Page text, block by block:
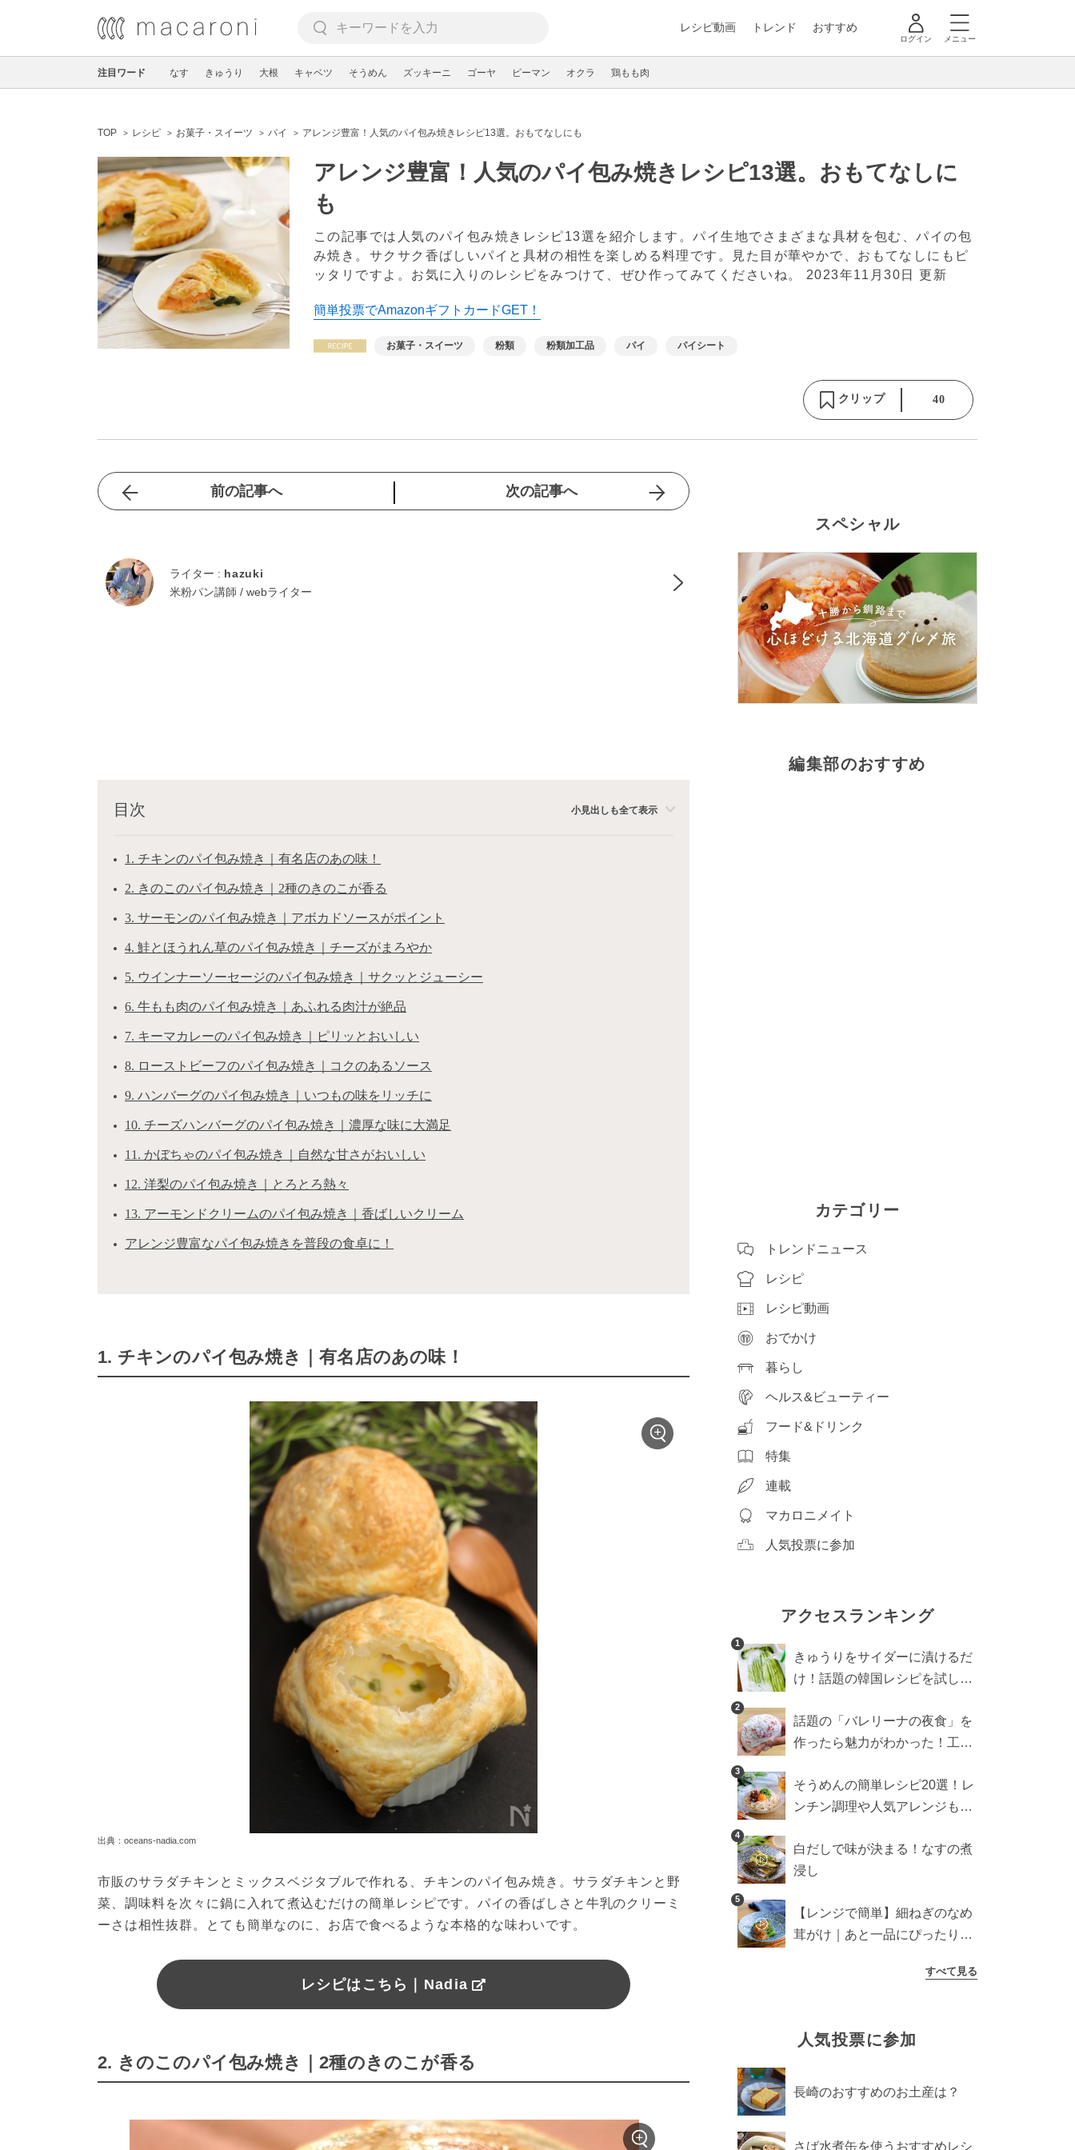
レシピ動画 トレンド おすすめ
ログイン メニュー
注目ワード なす きゅうり 大根 キャベツ そうめん ズッキーニ ゴーヤ ピーマン オクラ 鶏もも肉
TOP レシピ お菓子・スイーツ パイ アレンジ豊富！人気のパイ包み焼きレシピ13選。おもてなしにも
アレンジ豊富！人気のパイ包み焼きレシピ13選。おもてなしに
も
この記事では人気のパイ包み焼きレシピ13選を紹介します。パイ生地でさまざまな具材を包む、パイの包
み焼き。サクサク香ばしいパイと具材の相性を楽しめる料理です。見た目が華やかで、おもてなしにもピ
ッタリですよ。お気に入りのレシピをみつけて、ぜひ作ってみてくださいね。 2023年11月30日 更新
簡単投票でAmazonギフトカードGET！
お菓子・スイーツ 粉類 粉類加工品 パイ パイシート
クリップ 40
前の記事へ 次の記事へ
ライター : hazuki
米粉パン講師 / webライター
目次 小見出しも全て表示
1. チキンのパイ包み焼き｜有名店のあの味！
2. きのこのパイ包み焼き｜2種のきのこが香る
3. サーモンのパイ包み焼き｜アボカドソースがポイント
4. 鮭とほうれん草のパイ包み焼き｜チーズがまろやか
5. ウインナーソーセージのパイ包み焼き｜サクッとジューシー
6. 牛もも肉のパイ包み焼き｜あふれる肉汁が絶品
7. キーマカレーのパイ包み焼き｜ピリッとおいしい
8. ローストビーフのパイ包み焼き｜コクのあるソース
9. ハンバーグのパイ包み焼き｜いつもの味をリッチに
10. チーズハンバーグのパイ包み焼き｜濃厚な味に大満足
11. かぼちゃのパイ包み焼き｜自然な甘さがおいしい
12. 洋梨のパイ包み焼き｜とろとろ熱々
13. アーモンドクリームのパイ包み焼き｜香ばしいクリーム
アレンジ豊富なパイ包み焼きを普段の食卓に！
1. チキンのパイ包み焼き｜有名店のあの味！
出典：oceans-nadia.com
市販のサラダチキンとミックスベジタブルで作れる、チキンのパイ包み焼き。サラダチキンと野
菜、調味料を次々に鍋に入れて煮込むだけの簡単レシピです。パイの香ばしさと牛乳のクリーミ
ーさは相性抜群。とても簡単なのに、お店で食べるような本格的な味わいです。
レシピはこちら｜Nadia
2. きのこのパイ包み焼き｜2種のきのこが香る
スペシャル
編集部のおすすめ
カテゴリー
トレンドニュース
レシピ
レシピ動画
おでかけ
暮らし
ヘルス&ビューティー
フード&ドリンク
特集
連載
マカロニメイト
人気投票に参加
アクセスランキング
1
きゅうりをサイダーに漬けるだ
け！話題の韓国レシピを試した
2
話題の「バレリーナの夜食」を
作ったら魅力がわかった！工程
3
そうめんの簡単レシピ20選！レ
ンチン調理や人気アレンジも紹
4
白だしで味が決まる！なすの煮
浸し
5
【レンジで簡単】細ねぎのなめ
茸がけ｜あと一品にぴったり副
すべて見る
人気投票に参加
長崎のおすすめのお土産は？
さば水煮缶を使うおすすめレシ